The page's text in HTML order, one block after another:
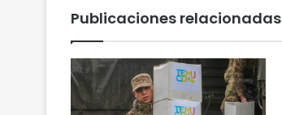
e
w
i
l
i
Publicaciones relacionadas